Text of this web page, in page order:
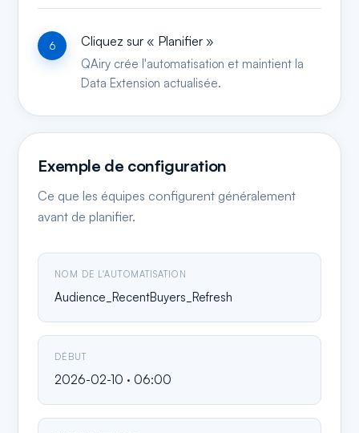
Cliquez sur « Planifier »
QAiry crée l'automatisation et maintient la
Data Extension actualisée.
Exemple de configuration
Ce que les équipes configurent généralement
avant de planifier.
NOM DE L'AUTOMATISATION
Audience_RecentBuyers_Refresh
DÉBUT
2026-02-10 · 06:00